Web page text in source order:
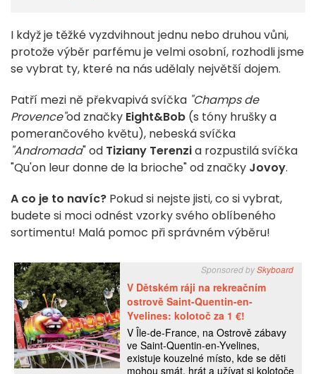
I když je těžké vyzdvihnout jednu nebo druhou vůni,
protože výběr parfému je velmi osobní, rozhodli jsme
se vybrat ty, které na nás udělaly největší dojem.
Patří mezi ně překvapivá svíčka "Champs de
Provence"od značky Eight&Bob (s tóny hrušky a
pomerančového květu), nebeská svíčka
"Andromada" od Tiziany Terenzia rozpustilá svíčka
"Qu'on leur donne de la brioche" od značky Jovoy.
A co je to navíc? Pokud si nejste jisti, co si vybrat,
budete si moci odnést vzorky svého oblíbeného
sortimentu! Malá pomoc při správném výběru!